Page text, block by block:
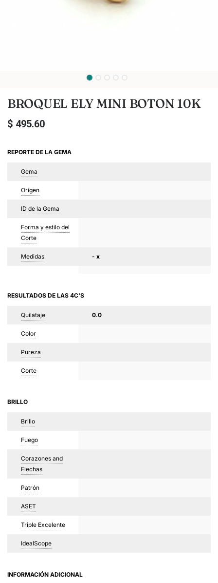
BROQUEL ELY MINI BOTON 10K
$ 495.60
REPORTE DE LA GEMA
Gema
Origen
ID de la Gema
Forma y estilo del
Corte
Medidas - x
RESULTADOS DE LAS 4C'S
Quilataje 0.0
Color
Pureza
Corte
BRILLO
Brillo
Fuego
Corazones and
Flechas
Patrón
ASET
Triple Excelente
IdealScope
INFORMACIÓN ADICIONAL